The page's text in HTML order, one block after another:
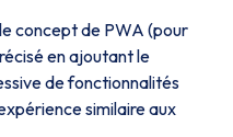
concept de PWA (pour
en ajoutant le
de fonctionnalités
similaire aux